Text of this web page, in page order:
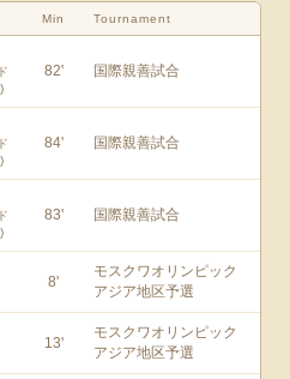
Min Tournament
82' 国際親善試合
84' 国際親善試合
83' 国際親善試合
8'
モスクワオリンピック
アジア地区予選
13'
モスクワオリンピック
アジア地区予選